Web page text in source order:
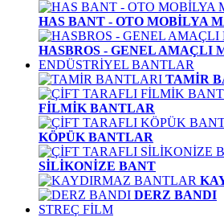
HAS BANT - OTO MOBİLYA
HASBROS - GENEL AMAÇLI
ENDÜSTRİYEL BANTLAR
TAMİR
FİLMİK BANTLAR
KÖPÜK BANTLAR
SİLİKONİZE BANT
DERZ BANDI
STREÇ FİLM